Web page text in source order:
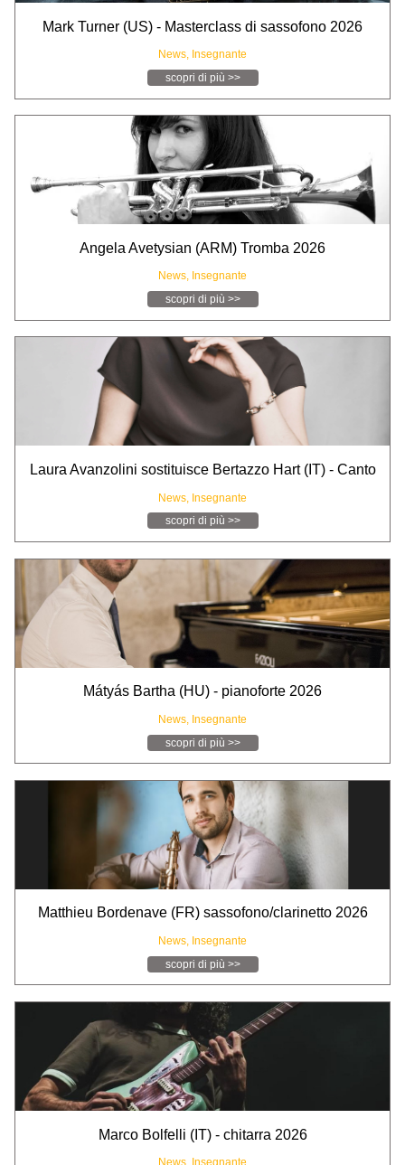
Mark Turner (US) - Masterclass di sassofono 2026
News, Insegnante
scopri di più >>
Angela Avetysian (ARM) Tromba 2026
News, Insegnante
scopri di più >>
Laura Avanzolini sostituisce Bertazzo Hart (IT) - Canto
News, Insegnante
scopri di più >>
Mátyás Bartha (HU) - pianoforte 2026
News, Insegnante
scopri di più >>
Matthieu Bordenave (FR) sassofono/clarinetto 2026
News, Insegnante
scopri di più >>
Marco Bolfelli (IT) - chitarra 2026
News, Insegnante